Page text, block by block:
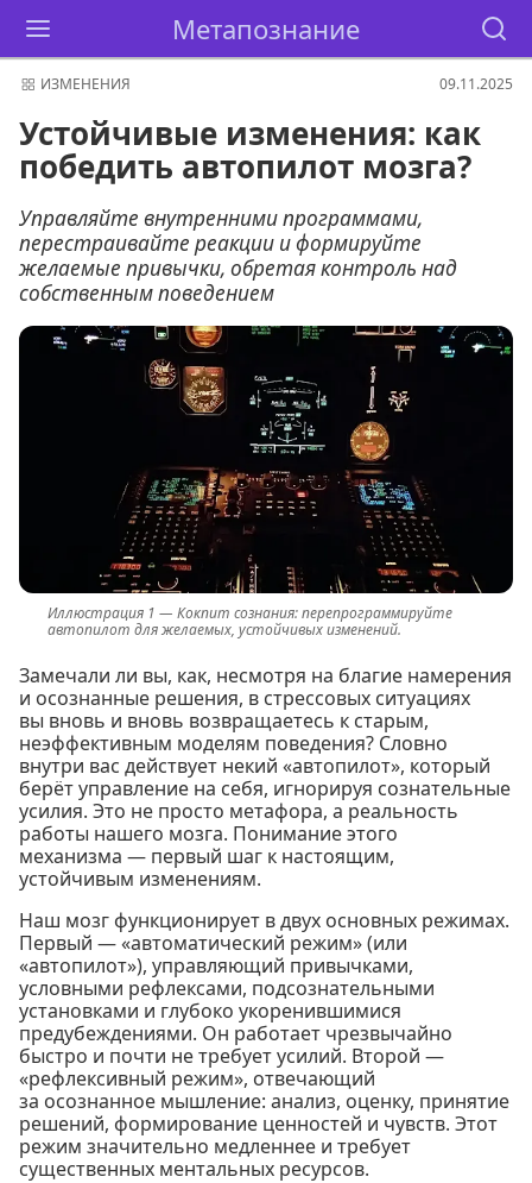
Метапознание
ИЗМЕНЕНИЯ 09.11.2025
Устойчивые изменения: как
победить автопилот мозга?
Управляйте внутренними программами,
перестраивайте реакции и формируйте
желаемые привычки, обретая контроль над
собственным поведением
Кокпит сознания: перепрограммируйте
автопилот для желаемых, устойчивых изменений.
Замечали ли вы, как, несмотря на благие намерения
и осознанные решения, в стрессовых ситуациях
вы вновь и вновь возвращаетесь к старым,
неэффективным моделям поведения? Словно
внутри вас действует некий «автопилот», который
берёт управление на себя, игнорируя сознательные
усилия. Это не просто метафора, а реальность
работы нашего мозга. Понимание этого
механизма — первый шаг к настоящим,
устойчивым изменениям.
Наш мозг функционирует в двух основных режимах.
Первый — «автоматический режим» (или
«автопилот»), управляющий привычками,
условными рефлексами, подсознательными
установками и глубоко укоренившимися
предубеждениями. Он работает чрезвычайно
быстро и почти не требует усилий. Второй —
«рефлексивный режим», отвечающий
за осознанное мышление: анализ, оценку, принятие
решений, формирование ценностей и чувств. Этот
режим значительно медленнее и требует
существенных ментальных ресурсов.